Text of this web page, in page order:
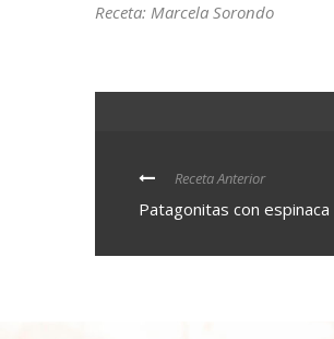
Receta: Marcela Sorondo
Receta Anterior
Patagonitas con espinaca